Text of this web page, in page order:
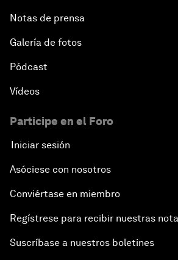
Notas de prensa
Galería de fotos
Pódcast
Vídeos
Participe en el Foro
Iniciar sesión
Asóciese con nosotros
Conviértase en miembro
Regístrese para recibir nuestras
Suscríbase a nuestros boletines